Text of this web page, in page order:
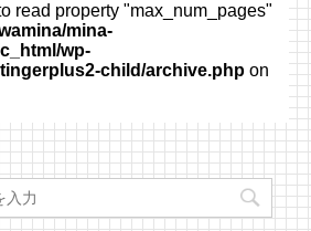
read property "max_num_pages"
mina-
wp-
child/archive.php on